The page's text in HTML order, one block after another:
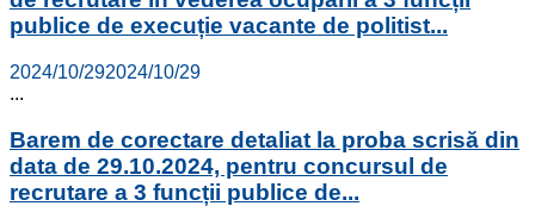
publice de execuție vacante de politist...
2024/10/292024/10/29
...
Barem de corectare detaliat la proba scrisă din
data de 29.10.2024, pentru concursul de
recrutare a 3 funcții publice de...